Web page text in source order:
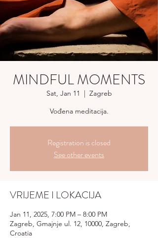
MINDFUL MOMENTS
Sat, Jan 11
  |
Zagreb
Vođena meditacija.
Registration is closed
See other events
VRIJEME I LOKACIJA
Jan 11, 2025, 7:00 PM – 8:00 PM
Zagreb, Gmajnje ul. 12, 10000, Zagreb,
Croatia